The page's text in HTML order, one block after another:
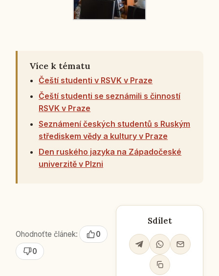
Více k tématu
Čeští studenti v RSVK v Praze
Čeští studenti se seznámili s činností
RSVK v Praze
Seznámení českých studentů s Ruským
střediskem vědy a kultury v Praze
Den ruského jazyka na Západočeské
univerzitě v Plzni
Ohodnoťte článek:
0
0
Sdílet